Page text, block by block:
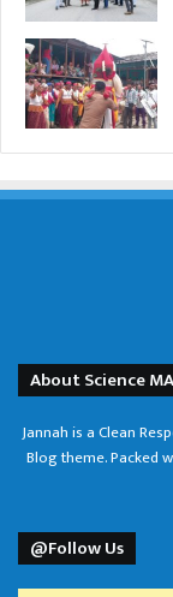
About Science
Jannah is a Clean
Blog theme. Packed
@Follow Us